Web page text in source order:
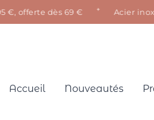
offerte dès 69 € Acier
Accueil Nouveautés